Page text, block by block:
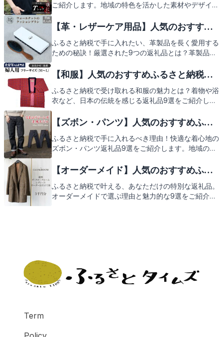
ご紹介します。地域の特色を活かした素材やデザイン
く、その地域への理解を深めるきっかけにもなりま
す。こだわりの9選を通じて、新たなお気に入りを見
つける喜びをお届けします。次のページで返礼品の魅
力をたっぷりとご紹介いたしますので、どうぞご期待
【革・レザーケア用品】人気のおすすめ
ふるさと納税返礼品9選
ふるさと納税で手に入れたい、革製品を長く愛用する
ための秘訣！厳選された9つの返礼品とは？革製品の
レザーケア用品をご紹介します。高品質なクリームや
ブラシなど、革のお手入れに欠かせないアイテムがふ
るさと納税の返礼品として登場。これらを使って、大
切な革製品を長持ちさせましょう。次に、魅力的な返
【和服】人気のおすすめふるさと納税返
礼品9選
ふるさと納税で受け取れる和服の魅力とは？着物や浴
衣など、日本の伝統を感じる返礼品9選をご紹介しま
会を得られる理由をお伝えすることで、皆様のふるさ
と納税への関心を深めていただければと思います。次
のページで返礼品の詳細を楽しみにしていてくださ
い。
【ズボン・パンツ】人気のおすすめふる
さと納税返礼品9選
ふるさと納税で手に入れるべき理由！快適な着心地の
ズボン・パンツ返礼品9選をご紹介します。地域の特
お楽しみいただけるチャンスです。次はどんなパンツ
【オーダーメイド】人気のおすすめふる
さと納税返礼品9選
ふるさと納税で叶える、あなただけの特別な返礼品。
オーダーメイドで選ぶ理由と魅力的な9選をご紹介し
Term